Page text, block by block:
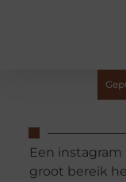
Een
groot bereik